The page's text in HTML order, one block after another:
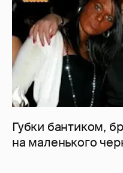
Губки бантиком,
на маленького